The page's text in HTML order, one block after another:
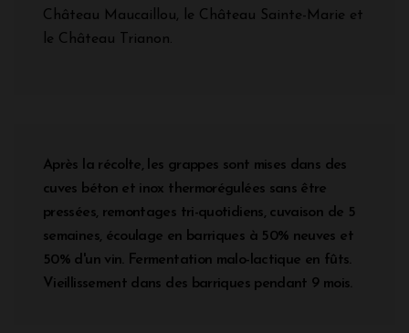
Château Maucaillou, le Château Sainte-Marie et
le Château Trianon.
Après la récolte, les grappes sont mises dans des
cuves béton et inox thermorégulées sans être
pressées, remontages tri-quotidiens, cuvaison de 5
semaines, écoulage en barriques à 50% neuves et
50% d'un vin. Fermentation malo-lactique en fûts.
Vieillissement dans des barriques pendant 9 mois.